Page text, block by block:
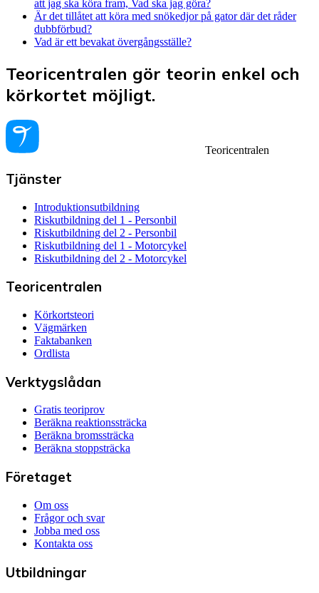
att jag ska köra fram, Vad ska jag göra?
Är det tillåtet att köra med snökedjor på gator där det råder
dubbförbud?
Vad är ett bevakat övergångsställe?
Teoricentralen gör teorin enkel och
körkortet möjligt.
Teoricentralen
Tjänster
Introduktionsutbildning
Riskutbildning del 1 - Personbil
Riskutbildning del 2 - Personbil
Riskutbildning del 1 - Motorcykel
Riskutbildning del 2 - Motorcykel
Teoricentralen
Körkortsteori
Vägmärken
Faktabanken
Ordlista
Verktygslådan
Gratis teoriprov
Beräkna reaktionssträcka
Beräkna bromssträcka
Beräkna stoppsträcka
Företaget
Om oss
Frågor och svar
Jobba med oss
Kontakta oss
Utbildningar